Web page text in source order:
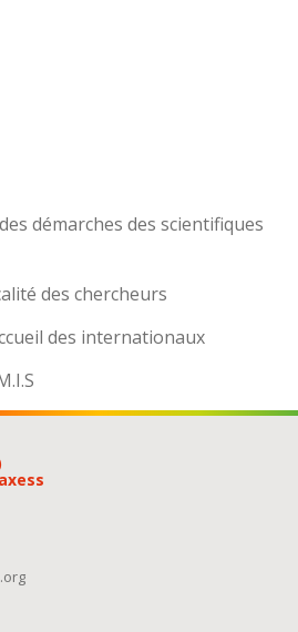
démarches des scientifiques
des chercheurs
des internationaux